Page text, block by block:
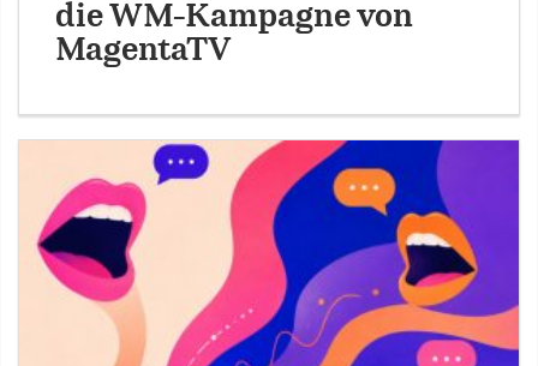
die WM-Kampagne von
MagentaTV